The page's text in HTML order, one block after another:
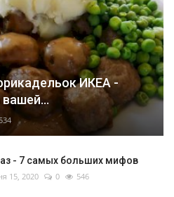
ИКЕА -
534
- 7 самых больших мифов
15, 2020 0 546